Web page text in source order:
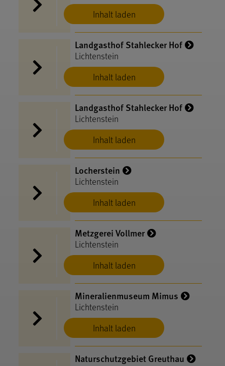
Inhalt laden
Inhalt laden
Landgasthof Stahlecker Hof
Lichtenstein
Inhalt laden
Landgasthof Stahlecker Hof
Lichtenstein
Inhalt laden
Locherstein
Lichtenstein
Inhalt laden
Metzgerei Vollmer
Lichtenstein
Inhalt laden
Mineralienmuseum Mimus
Lichtenstein
Naturschutzgebiet Greuthau